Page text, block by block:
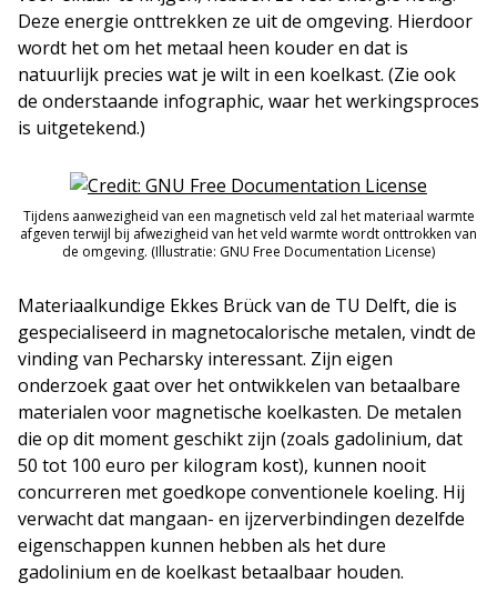
Deze energie onttrekken ze uit de omgeving. Hierdoor
wordt het om het metaal heen kouder en dat is
natuurlijk precies wat je wilt in een koelkast. (Zie ook
de onderstaande infographic, waar het werkingsproces
is uitgetekend.)
Tijdens aanwezigheid van een magnetisch veld zal het materiaal warmte
afgeven terwijl bij afwezigheid van het veld warmte wordt onttrokken van
de omgeving. (Illustratie: GNU Free Documentation License)
Materiaalkundige Ekkes Brück van de TU Delft, die is
gespecialiseerd in magnetocalorische metalen, vindt de
vinding van Pecharsky interessant. Zijn eigen
onderzoek gaat over het ontwikkelen van betaalbare
materialen voor magnetische koelkasten. De metalen
die op dit moment geschikt zijn (zoals gadolinium, dat
50 tot 100 euro per kilogram kost), kunnen nooit
concurreren met goedkope conventionele koeling. Hij
verwacht dat mangaan- en ijzerverbindingen dezelfde
eigenschappen kunnen hebben als het dure
gadolinium en de koelkast betaalbaar houden.